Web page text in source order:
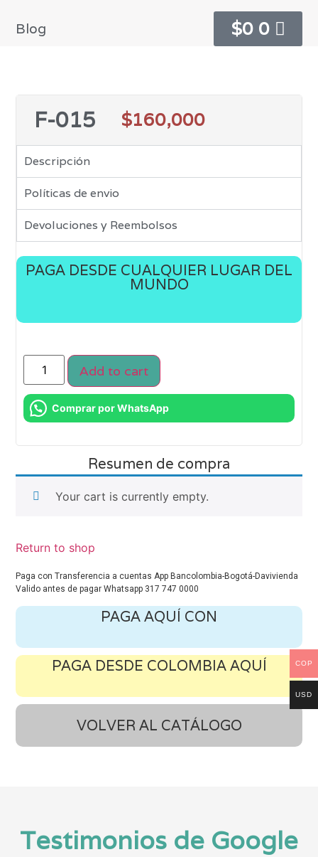
Blog $0 0
F-015 $160,000
Descripción
Políticas de envio
Devoluciones y Reembolsos
PAGA DESDE CUALQUIER LUGAR DEL
MUNDO
Add to cart
Comprar por WhatsApp
Resumen de compra
Your cart is currently empty.
Return to shop
Paga con Transferencia a cuentas App Bancolombia-Bogotá-Davivienda
Valido antes de pagar Whatsapp 317 747 0000
PAGA AQUÍ CON
PAGA DESDE COLOMBIA AQUÍ
VOLVER AL CATÁLOGO
Testimonios de Google
COP
USD